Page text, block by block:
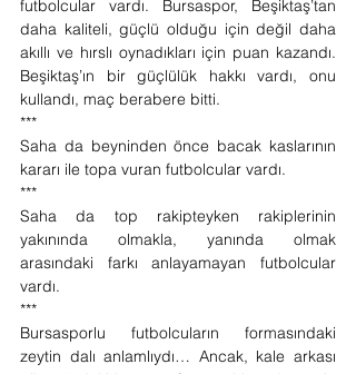
futbolcular vardı. Bursaspor, Beşiktaş’tan
daha kaliteli, güçlü olduğu için değil daha
akıllı ve hırslı oynadıkları için puan kazandı.
Beşiktaş’ın bir güçlülük hakkı vardı, onu
kullandı, maç berabere bitti.
***
Saha da beyninden önce bacak kaslarının
kararı ile topa vuran futbolcular vardı.
***
Saha da top rakipteyken rakiplerinin
yakınında olmakla, yanında olmak
arasındaki farkı anlayamayan futbolcular
vardı.
***
Bursasporlu futbolcuların formasındaki
zeytin dalı anlamlıydı… Ancak, kale arkası